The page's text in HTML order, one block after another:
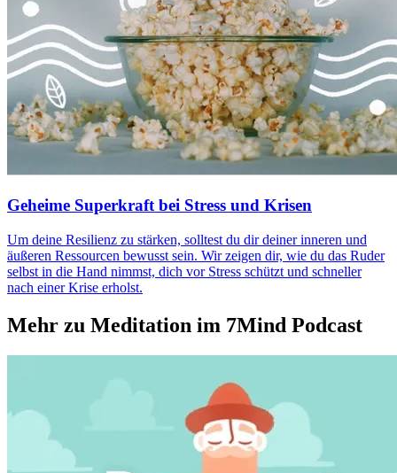
Geheime Superkraft bei Stress und Krisen
Um deine Resilienz zu stärken, solltest du dir deiner inneren und
äußeren Ressourcen bewusst sein. Wir zeigen dir, wie du das Ruder
selbst in die Hand nimmst, dich vor Stress schützt und schneller
nach einer Krise erholst.
Mehr zu Meditation im 7Mind Podcast